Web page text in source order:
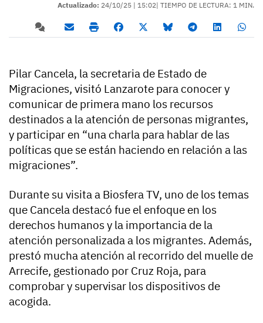
Actualizado: 24/10/25 | 15:02| TIEMPO DE LECTURA: 1 MIN.
Pilar Cancela, la secretaria de Estado de
Migraciones, visitó Lanzarote para conocer y
comunicar de primera mano los recursos
destinados a la atención de personas migrantes,
y participar en “una charla para hablar de las
políticas que se están haciendo en relación a las
migraciones”.
Durante su visita a Biosfera TV, uno de los temas
que Cancela destacó fue el enfoque en los
derechos humanos y la importancia de la
atención personalizada a los migrantes. Además,
prestó mucha atención al recorrido del muelle de
Arrecife, gestionado por Cruz Roja, para
comprobar y supervisar los dispositivos de
acogida.